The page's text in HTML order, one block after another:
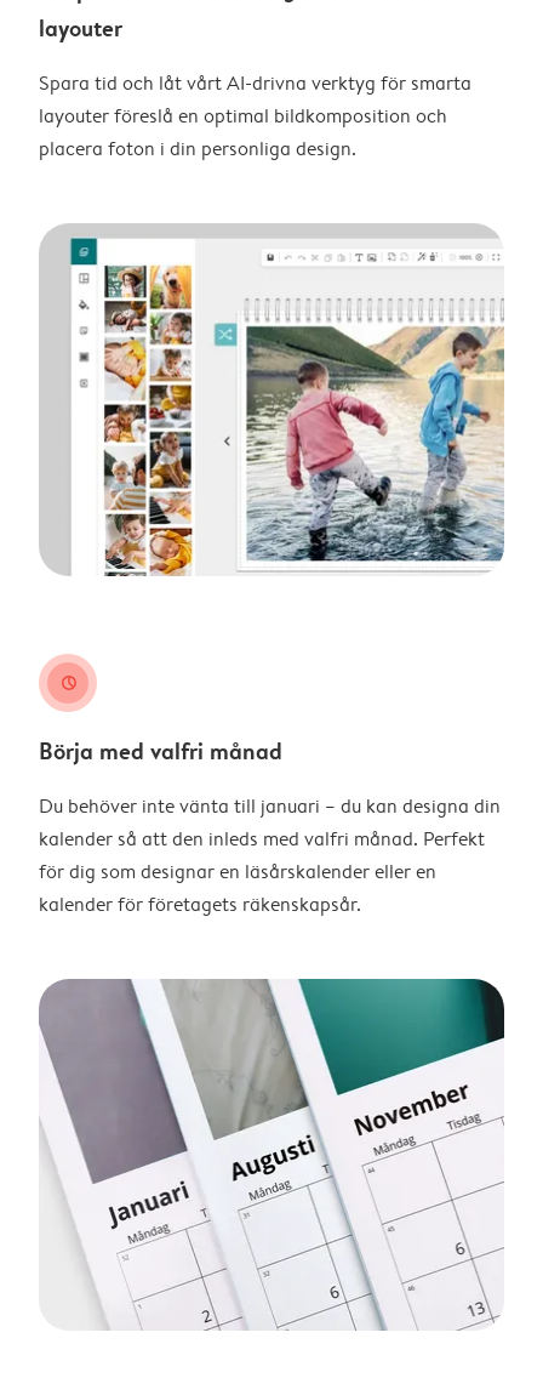
layouter
Spara tid och låt vårt AI-drivna verktyg för smarta
layouter föreslå en optimal bildkomposition och
placera foton i din personliga design.
clock
Börja med valfri månad
Du behöver inte vänta till januari – du kan designa din
kalender så att den inleds med valfri månad. Perfekt
för dig som designar en läsårskalender eller en
kalender för företagets räkenskapsår.